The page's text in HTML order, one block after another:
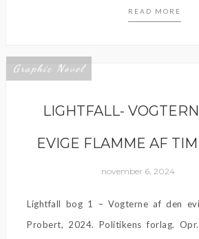
READ MORE
Graphic Novel
LIGHTFALL-
EVIGE FLAMME AF
november 6, 2024
Lightfall bog 1 – Vogterne af den
Probert, 2024. Politikens forlag.